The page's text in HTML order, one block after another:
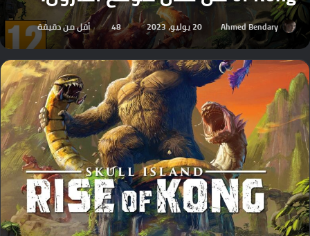
Ahmed Bendary 20 يوليو، 2023 48 أقل من دقيقة